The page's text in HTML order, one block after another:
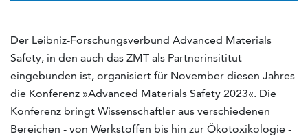
Der Leibniz-Forschungsverbund Advanced Materials
Safety, in den auch das ZMT als Partnerinsititut
eingebunden ist, organisiert für November diesen Jahres
die Konferenz »Advanced Materials Safety 2023«. Die
Konferenz bringt Wissenschaftler aus verschiedenen
Bereichen - von Werkstoffen bis hin zur Ökotoxikologie -